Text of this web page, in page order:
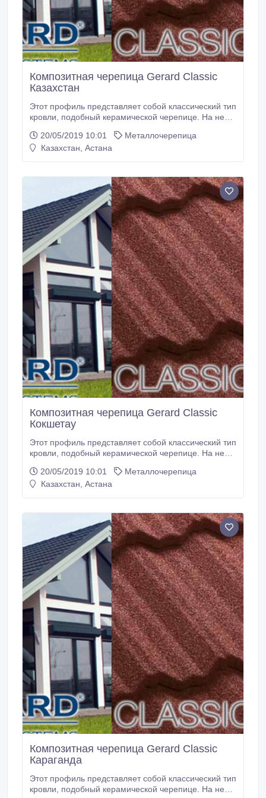
Композитная черепица Gerard Classic
Казахстан
Этот профиль представляет собой классический тип
кровли, подобный керамической черепице. На ней
коррозии, и за счет выдержанности форм
гармонична на постройках частного и
20/05/2019 10:01
Металлочерепица
Казахстан, Астана
Композитная черепица Gerard Classic
Кокшетау
Этот профиль представляет собой классический тип
кровли, подобный керамической черепице. На ней
коррозии, и за счет выдержанности форм
гармонична на постройках частного и
20/05/2019 10:01
Металлочерепица
Казахстан, Астана
Композитная черепица Gerard Classic
Караганда
Этот профиль представляет собой классический тип
кровли, подобный керамической черепице. На ней